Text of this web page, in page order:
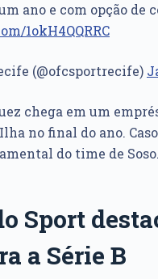
ano e com opção de
1okH4QQRRC
(@ofcsportrecife)
chega em um
no final do ano.
do time de Soso.
Sport
a Série B